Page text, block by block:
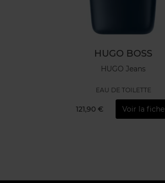
HUGO BOSS
HUGO Jeans
EAU DE TOILETTE
121,90 € Voir la fiche